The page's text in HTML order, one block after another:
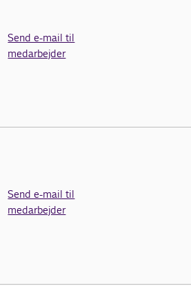
Send e-mail til
medarbejder
Send e-mail til
medarbejder